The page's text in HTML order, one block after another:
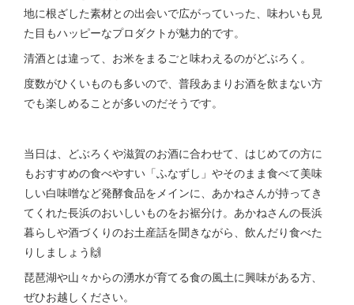
地に根ざした素材との出会いで広がっていった、味わいも見
た目もハッピーなプロダクトが魅力的です。
清酒とは違って、お米をまるごと味わえるのがどぶろく。
度数がひくいものも多いので、普段あまりお酒を飲まない方
でも楽しめることが多いのだそうです。
当日は、どぶろくや滋賀のお酒に合わせて、はじめての方に
もおすすめの食べやすい「ふなずし」やそのまま食べて美味
しい白味噌など発酵食品をメインに、あかねさんが持ってき
てくれた長浜のおいしいものをお裾分け。あかねさんの長浜
暮らしや酒づくりのお土産話を聞きながら、飲んだり食べた
りしましょう🙌
琵琶湖や山々からの湧水が育てる食の風土に興味がある方、
ぜひお越しください。